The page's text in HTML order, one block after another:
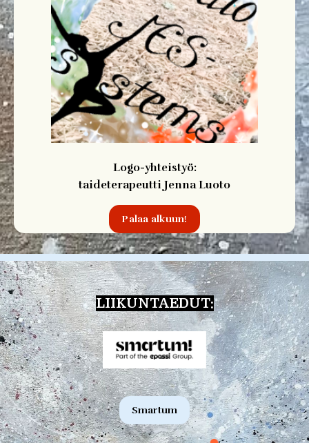
Logo-yhteistyö:
taideterapeutti Jenna Luoto
Palaa alkuun!
LIIKUNTAEDUT:
Smartum